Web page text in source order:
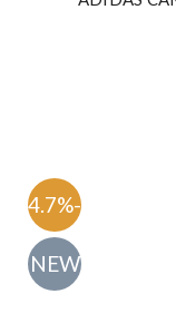
-54.7%
NEW